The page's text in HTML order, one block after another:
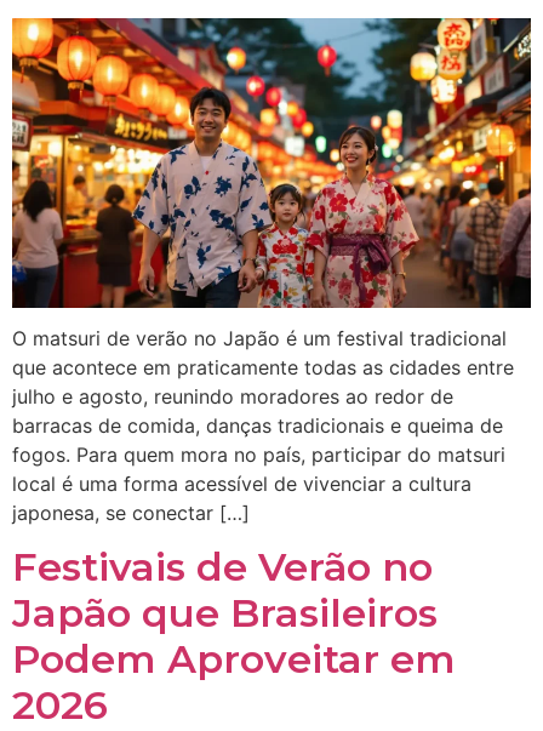
O matsuri de verão no Japão é um festival tradicional
que acontece em praticamente todas as cidades entre
julho e agosto, reunindo moradores ao redor de
barracas de comida, danças tradicionais e queima de
fogos. Para quem mora no país, participar do matsuri
local é uma forma acessível de vivenciar a cultura
japonesa, se conectar […]
Festivais de Verão no
Japão que Brasileiros
Podem Aproveitar em
2026